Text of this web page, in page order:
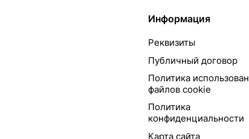
Информация
Реквизиты
Публичный договор
Политика
файлов cookie
Политика
конфиденциальности
Карта сайта